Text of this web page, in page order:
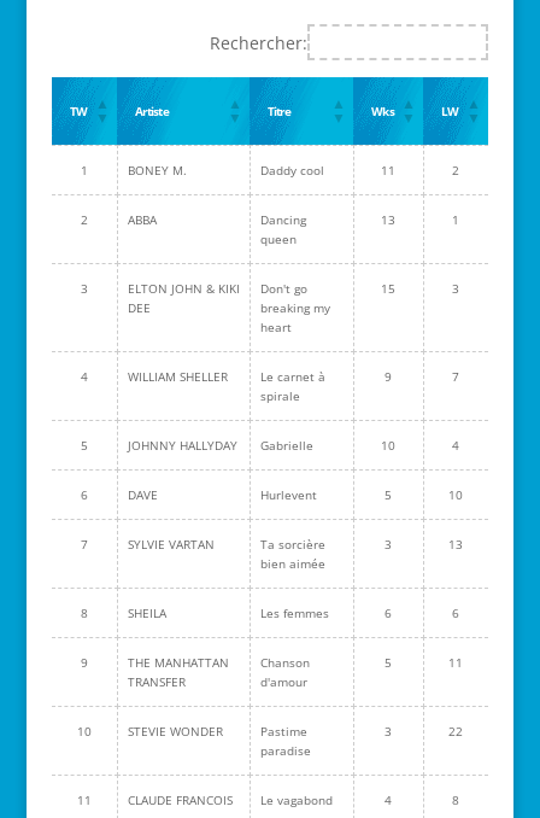
Rechercher:
TW Artiste Titre Wks LW
1 BONEY M. Daddy cool 11 2
2 ABBA
Dancing
queen
13 1
3
ELTON JOHN & KIKI
DEE
Don't go
breaking my
heart
15 3
4 WILLIAM SHELLER
Le carnet à
spirale
9 7
5 JOHNNY HALLYDAY Gabrielle 10 4
6 DAVE Hurlevent 5 10
7 SYLVIE VARTAN
Ta sorcière
bien aimée
3 13
8 SHEILA Les femmes 6 6
9
THE MANHATTAN
TRANSFER
Chanson
d'amour
5 11
10 STEVIE WONDER
Pastime
paradise
3 22
11 CLAUDE FRANCOIS Le vagabond 4 8